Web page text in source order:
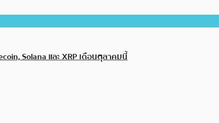
Solana และ XRP เดือนตุลาคมนี้